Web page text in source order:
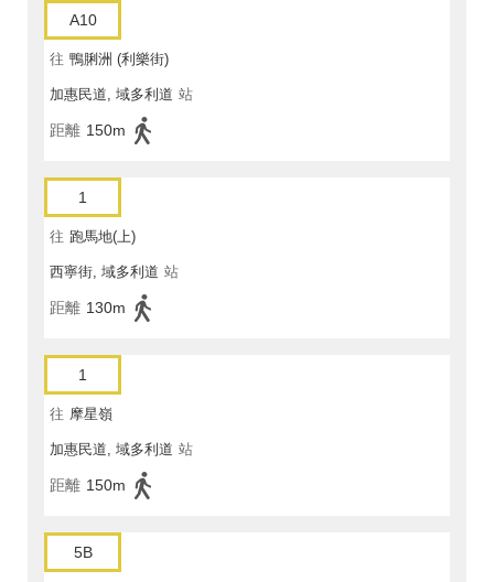
A10
往 鴨脷洲 (利樂街)
加惠民道, 域多利道 站
距離 150m
1
往 跑馬地(上)
西寧街, 域多利道 站
距離 130m
1
往 摩星嶺
加惠民道, 域多利道 站
距離 150m
5B